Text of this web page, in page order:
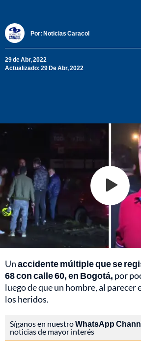
Por: Noticias Caracol
29 de Abr, 2022
Actualizado: 29 De Abr, 2022
Unaccidente múltiple que se
68 con calle 60, en Bogotá, por
luego de que un hombre, al parecer
los heridos.
Síganos en nuestroWhatsApp
noticias de mayor interés